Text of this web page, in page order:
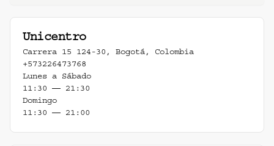
Unicentro
Carrera 15 124-30 , Bogotá, Colombia
+573226473768
Lunes a Sábado
11:30 ― 21:30
Domingo
11:30 ― 21:00